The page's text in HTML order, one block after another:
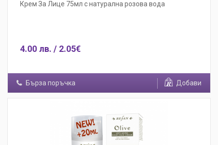
Крем За Лице 75мл с натурална розова вода
4.00 лв. / 2.05€
Бърза поръчка Добави